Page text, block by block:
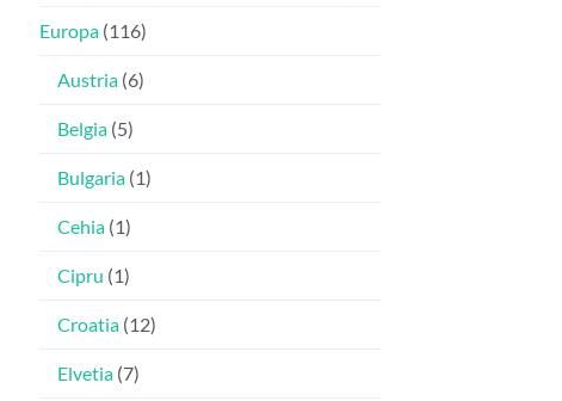
Europa (116)
Austria (6)
Belgia (5)
Bulgaria (1)
Cehia (1)
Cipru (1)
Croatia (12)
Elvetia (7)